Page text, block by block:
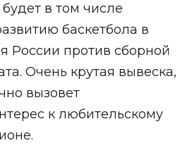
в том числе
баскетбола в
России против сборной
Очень крутая вывеска,
вызовет
к любительскому